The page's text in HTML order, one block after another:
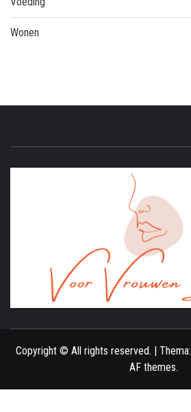
Wonen
Copyright © All rights reserved. Thema:
AF themes.